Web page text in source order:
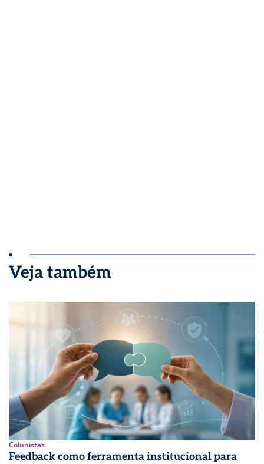
Veja também
Colunistas
Feedback como ferramenta institucional para